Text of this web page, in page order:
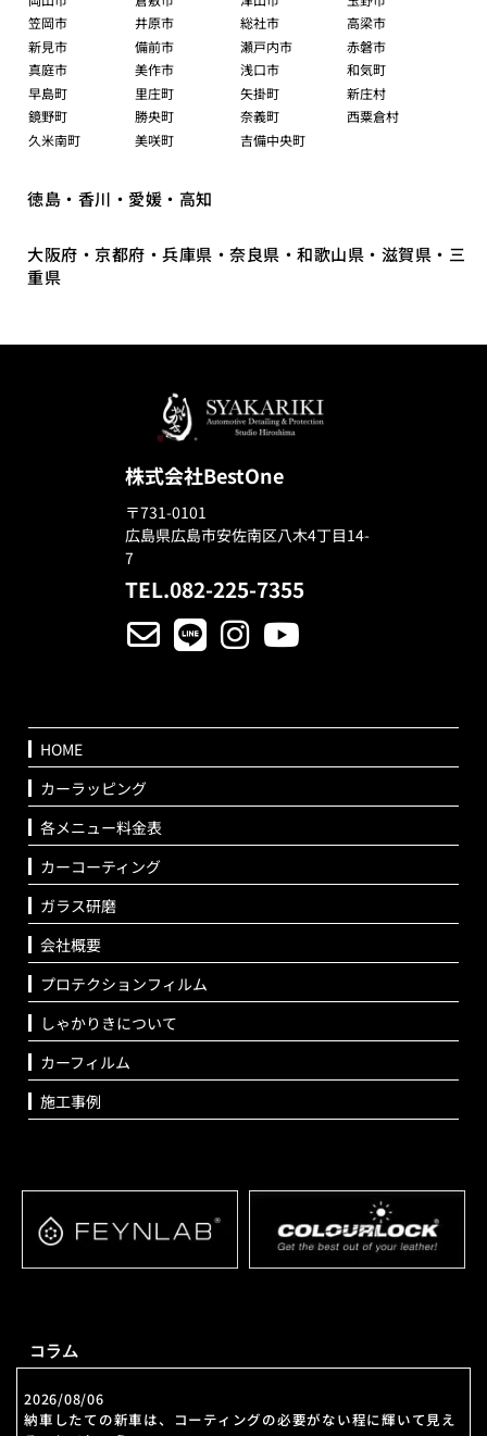
笠岡市
井原市 総社市
高梁市
新見市
備前市 瀬戸内市
赤磐市
真庭市
美作市 浅口市
和気町
早島町
里庄町 矢掛町
新庄村
鏡野町
勝央町 奈義町
西粟倉村
久米南町
美咲町 吉備中央町
徳島・香川・愛媛・高知
大阪府・京都府・兵庫県・奈良県・和歌山県・滋賀県・三
重県
株式会社BestOne
〒731-0101
広島県広島市安佐南区八木4丁目14-
7
TEL.082-225-7355
HOME
カーラッピング
各メニュー料金表
カーコーティング
ガラス研磨
会社概要
プロテクションフィルム
しゃかりきについて
カーフィルム
施工事例
コラム
2026/08/06
納車したての新車は、コーティングの必要がない程に輝いて見え